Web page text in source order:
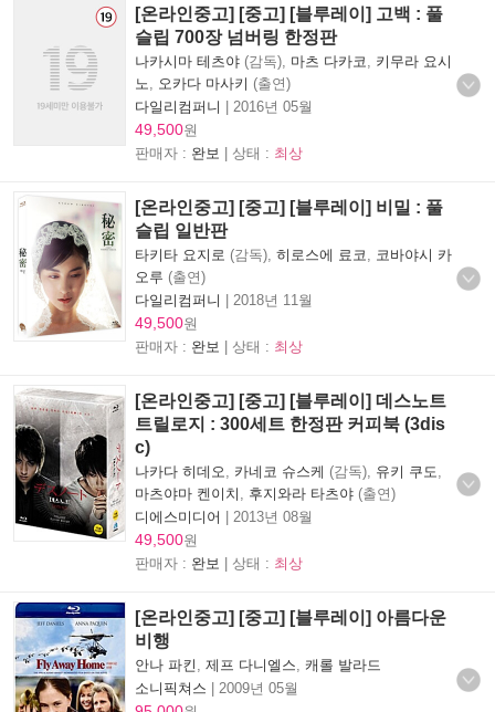
[온라인중고] [중고] [블루레이] 고백 : 풀
슬립 700장 넘버링 한정판
나카시마 테츠야 (감독), 마츠 다카코
키무라 요시
노
오카다 마사키 (출연)
다일리컴퍼니 | 2016년 05월
49,500원
판매자 : 완보 | 상태 : 최상
[온라인중고] [중고] [블루레이] 비밀 : 풀
슬립 일반판
타키타 요지로 (감독), 히로스에 료코
코바야시 카
오루 (출연)
다일리컴퍼니 | 2018년 11월
49,500원
판매자 : 완보 | 상태 : 최상
[온라인중고] [중고] [블루레이] 데스노트
트릴로지 : 300세트 한정판 커피북 (3dis
c)
나카다 히데오 카네코 슈스케 (감독), 유키 쿠도
마츠야마 켄이치
후지와라 타츠야 (출연)
디에스미디어 | 2013년 08월
49,500원
판매자 : 완보 | 상태 : 최상
[온라인중고] [중고] [블루레이] 아름다운
비행
안나 파킨 제프 다니엘스 캐롤 발라드
소니픽쳐스 | 2009년 05월